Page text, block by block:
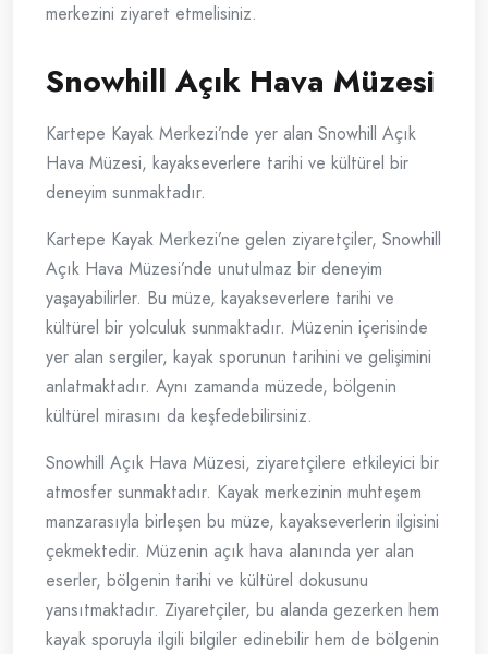
merkezini ziyaret etmelisiniz.
Snowhill Açık Hava Müzesi
Kartepe Kayak Merkezi’nde yer alan Snowhill Açık
Hava Müzesi, kayakseverlere tarihi ve kültürel bir
deneyim sunmaktadır.
Kartepe Kayak Merkezi’ne gelen ziyaretçiler, Snowhill
Açık Hava Müzesi’nde unutulmaz bir deneyim
yaşayabilirler. Bu müze, kayakseverlere tarihi ve
kültürel bir yolculuk sunmaktadır. Müzenin içerisinde
yer alan sergiler, kayak sporunun tarihini ve gelişimini
anlatmaktadır. Aynı zamanda müzede, bölgenin
kültürel mirasını da keşfedebilirsiniz.
Snowhill Açık Hava Müzesi, ziyaretçilere etkileyici bir
atmosfer sunmaktadır. Kayak merkezinin muhteşem
manzarasıyla birleşen bu müze, kayakseverlerin ilgisini
çekmektedir. Müzenin açık hava alanında yer alan
eserler, bölgenin tarihi ve kültürel dokusunu
yansıtmaktadır. Ziyaretçiler, bu alanda gezerken hem
kayak sporuyla ilgili bilgiler edinebilir hem de bölgenin